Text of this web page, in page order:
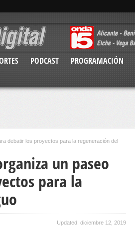
PODCAST PROGRAMACIÓN
debatir los proyectos para la regeneración del
un paseo
para la
Updated: diciembre 12, 2019